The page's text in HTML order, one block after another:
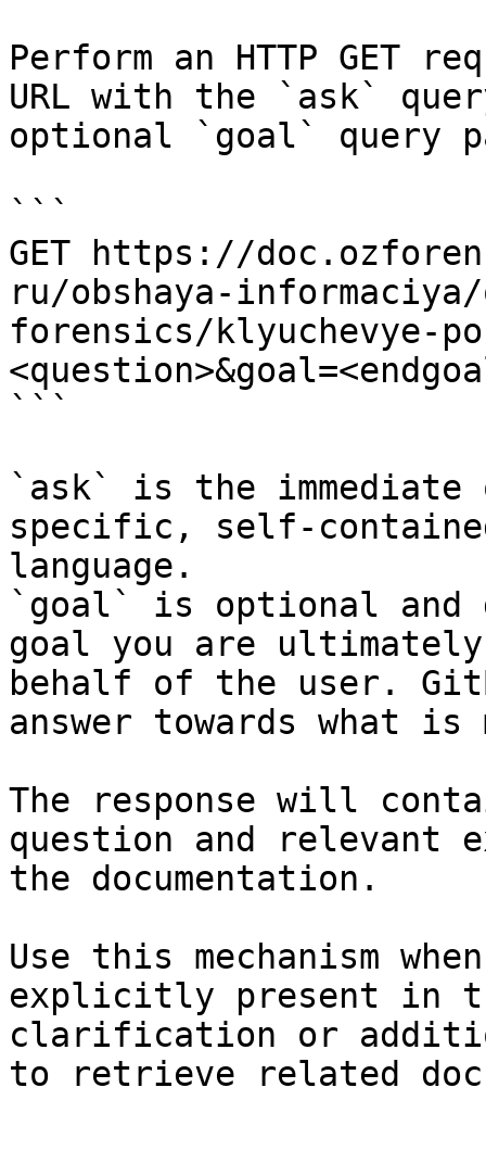
Perform an HTTP GET
URL with the `ask`
optional `goal` query
```
GET https://
ru/obshaya-
forensics/klyuchevye-
```
`ask` is the
specific, self-
language.
`goal` is optional and
goal you are
behalf of the user.
answer towards what
The response will
question and relevant
the documentation.
Use this mechanism
explicitly present in
clarification or